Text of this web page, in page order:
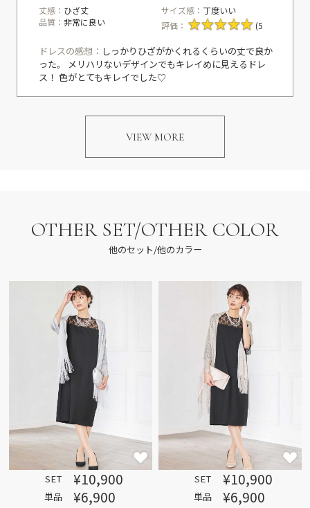
丈感： ひざ丈 サイズ感：丁度いい
品質： 非常に良い 評価： (5
ドレスの感想： しっかりひざがかくれるくらいの丈で良か
った。 メリハリないデザインでもキレイめに見えるドレ
ス！ 色がとてもキレイでした♡
VIEW MORE
OTHER SET/OTHER COLOR
他のセット/他のカラー
SET ¥10,900
単品 ¥6,900
SET ¥10,900
単品 ¥6,900